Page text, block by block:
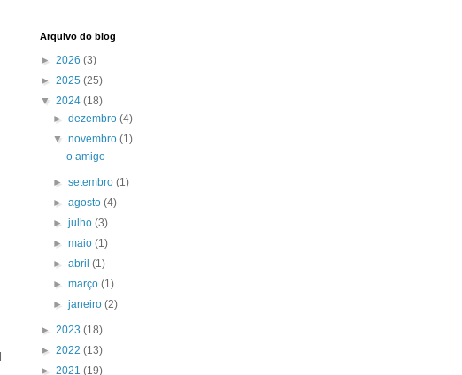
Arquivo do blog
► 2026 (3)
► 2025 (25)
▼ 2024 (18)
►dezembro(4)
▼novembro(1)
o amigo
►setembro(1)
►agosto(4)
►julho(3)
►maio(1)
►abril(1)
►março(1)
►janeiro(2)
► 2023 (18)
► 2022 (13)
► 2021 (19)